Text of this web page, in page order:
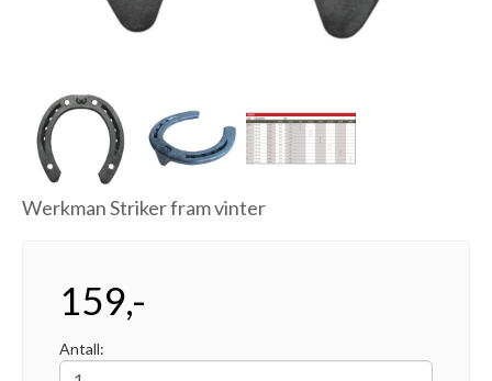
Werkman Striker fram vinter
159,-
Antall: